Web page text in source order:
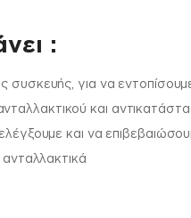
:
συσκευής, για να
και
και να